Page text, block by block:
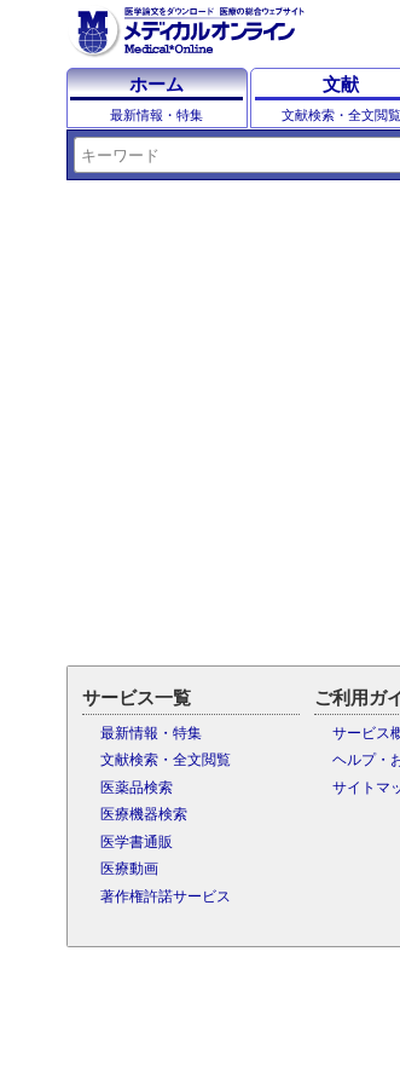
ホーム
最新情報・特集
文献
文献検索・全文閲覧
サービス一覧
最新情報・特集
文献検索・全文閲覧
医薬品検索
医療機器検索
医学書通販
医療動画
著作権許諾サービス
ご利用ガ
サービス
ヘルプ・
サイトマ